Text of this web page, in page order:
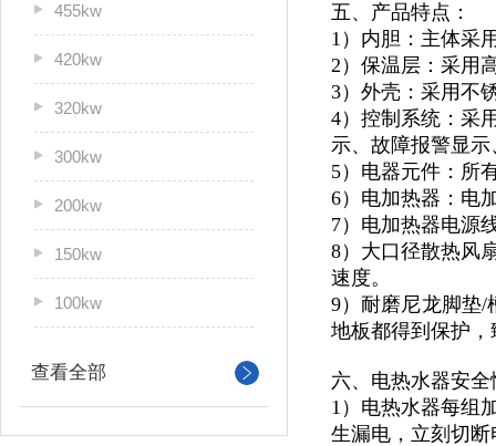
455kw
420kw
320kw
300kw
200kw
150kw
100kw
查看全部
五、产品特点：
1）内胆：主体采
2）保温层：采用
3）外壳：采用不
4）控制系统：采
示、故障报警显
5）电器元件：所
6）电加热器：电
7）电加热器电源
8）大口径散热风
速度。
9）耐磨尼龙脚垫/
地板都得到保护
六、电热水器安全
1）电热水器每组
生漏电，立刻切